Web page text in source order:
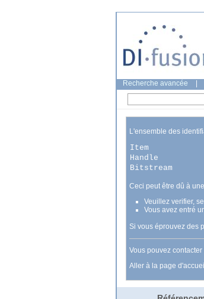
Recherche avancée
L'ensemble des
Item
Handle
Bitstream
Ceci peut être dû à
Veuillez verifier,
Vous avez entré
Si vous éprouvez des
Vous pouvez
Aller à la page d'accueil